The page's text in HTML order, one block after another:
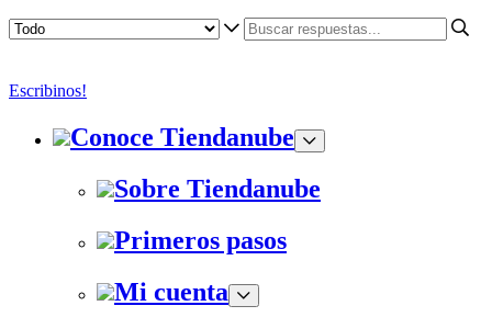
Escribinos!
Conoce Tiendanube
Sobre Tiendanube
Primeros pasos
Mi cuenta